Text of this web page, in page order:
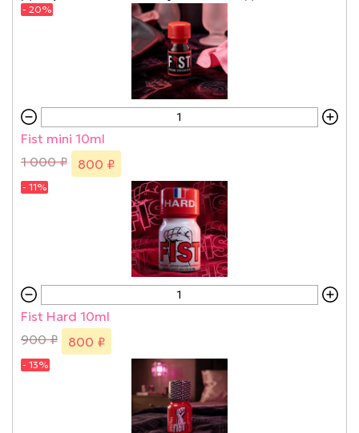
- 20%
Fist mini 10ml
1 000 ₽
800 ₽
- 11%
Fist Hard 10ml
900 ₽
800 ₽
- 13%